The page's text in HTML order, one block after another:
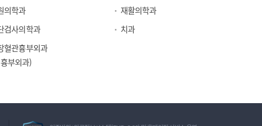
의학과
재활의학과
검사의학과
치과
혈관흉부외과
부외과)